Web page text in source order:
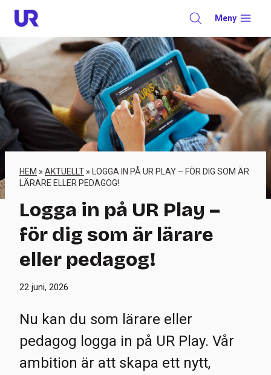
Skip
content
Meny
HEM » AKTUELLT » LOGGA IN PÅ UR PLAY – FÖR DIG SOM ÄR
LÄRARE ELLER PEDAGOG!
Logga in på UR Play –
för dig som är lärare
eller pedagog!
22 juni, 2026
Nu kan du som lärare eller
pedagog logga in på UR Play. Vår
ambition är att skapa ett nytt,